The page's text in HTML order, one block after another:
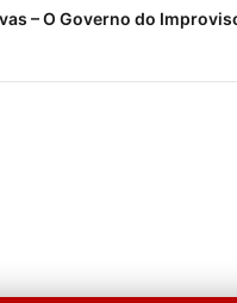
– O Governo do